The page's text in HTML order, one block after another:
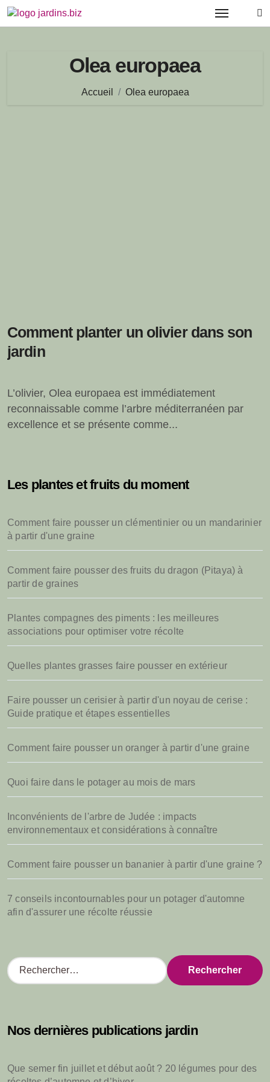
Passer
au
Olea europaea
Accueil Olea europaea
Comment planter un olivier dans son
jardin
L’olivier, Olea europaea est immédiatement
reconnaissable comme l’arbre méditerranéen par
excellence et se présente comme...
Les plantes et fruits du moment
Comment faire pousser un clémentinier ou un mandarinier
à partir d'une graine
Comment faire pousser des fruits du dragon (Pitaya) à
partir de graines
Plantes compagnes des piments : les meilleures
associations pour optimiser votre récolte
Quelles plantes grasses faire pousser en extérieur
Faire pousser un cerisier à partir d'un noyau de cerise :
Guide pratique et étapes essentielles
Comment faire pousser un oranger à partir d'une graine
Quoi faire dans le potager au mois de mars
Inconvénients de l'arbre de Judée : impacts
environnementaux et considérations à connaître
Comment faire pousser un bananier à partir d'une graine ?
7 conseils incontournables pour un potager d'automne
afin d'assurer une récolte réussie
R
e
r
e
Nos dernières publications jardin
Que semer fin juillet et début août ? 20 légumes pour des